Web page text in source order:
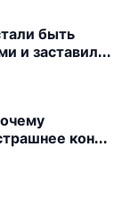
быть
и заставили
конца